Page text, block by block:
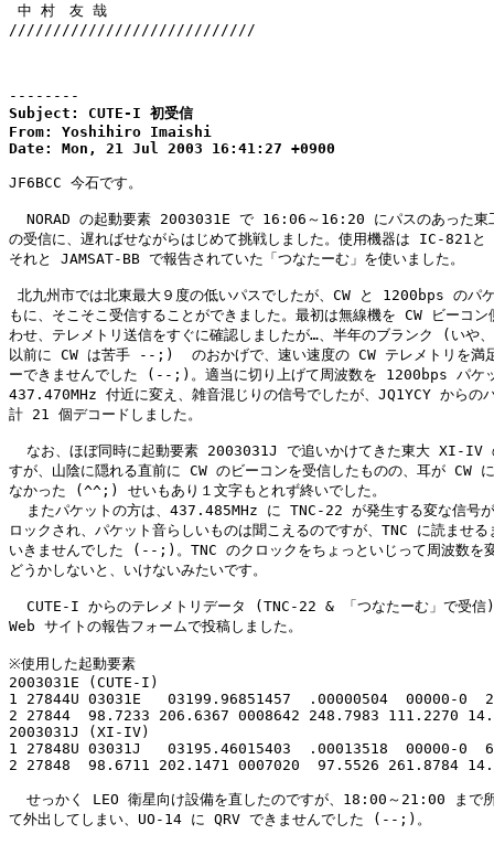
中 村　友 哉
////////////////////////////
--------
Subject: CUTE-I 初受信
From: Yoshihiro Imaishi
Date: Mon, 21 Jul 2003 16:41:27 +0900
JF6BCC 今石です。
NORAD の起動要素 2003031E で 16:06～16:20 にパスのあった
の受信に、遅ればせながらはじめて挑戦しました。使用機器は IC-821
それと JAMSAT-BB で報告されていた「つなたーむ」を使いました。
北九州市では北東最大９度の低いパスでしたが、CW と 1200bps のパ
もに、そこそこ受信することができました。最初は無線機を CW ビーコン
わせ、テレメトリ送信をすぐに確認しましたが…、半年のブランク (いや
以前に CW は苦手 --;)  のおかげで、速い速度の CW テレメトリを満
ーできませんでした (--;)。適当に切り上げて周波数を 1200bps パケ
437.470MHz 付近に変え、雑音混じりの信号でしたが、JQ1YCY からの
計 21 個デコードしました。
なお、ほぼ同時に起動要素 2003031J で追いかけてきた東大 XI-IV
すが、山陰に隠れる直前に CW のビーコンを受信したものの、耳が CW
なかった (^^;) せいもあり１文字もとれず終いでした。
またパケットの方は、437.485MHz に TNC-22 が発生する変な信号
ロックされ、パケット音らしいものは聞こえるのですが、TNC に読ませる
いきませんでした (--;)。TNC のクロックをちょっといじって周波数を
どうかしないと、いけないみたいです。
CUTE-I からのテレメトリデータ (TNC-22 & 「つなたーむ」で受信
Web サイトの報告フォームで投稿しました。
※使用した起動要素
2003031E (CUTE-I)
1 27844U 03031E   03199.96851457  .00000504  00000-0
2 27844  98.7233 206.6367 0008642 248.7983 111.2270
2003031J (XI-IV)
1 27848U 03031J   03195.46015403  .00013518  00000-0
2 27848  98.6711 202.1471 0007020  97.5526 261.8784
せっかく LEO 衛星向け設備を直したのですが、18:00～21:00 まで
て外出してしまい、UO-14 に QRV できませんでした (--;)。